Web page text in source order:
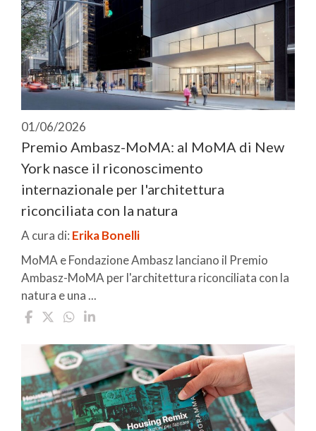
01/06/2026
Premio Ambasz-MoMA: al MoMA di New
York nasce il riconoscimento
internazionale per l'architettura
riconciliata con la natura
A cura di: Erika Bonelli
MoMA e Fondazione Ambasz lanciano il Premio
Ambasz-MoMA per l'architettura riconciliata con la
natura e una ...